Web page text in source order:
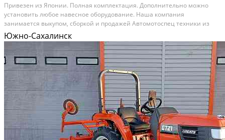
Привезен из Японии. Полная комплектация. Дополнительно можно
установить любое навесное оборудование. Наша компания
занимается выкупом, сборкой и продажей Автомотоспец техники из
Японии, Америки и Европы. Техника поставляется комплектами из
города Саппоро в город Северо-Курильск, и в нашей...
Южно-Сахалинск